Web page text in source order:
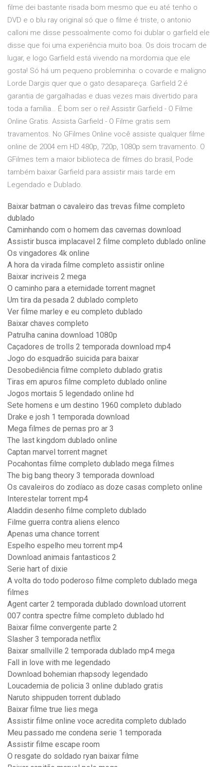
filme dei bastante risada bom mesmo que eu até tenho o
DVD e o blu ray original só que o filme é triste, o antonio
calloni me disse pessoalmente como foi dublar o garfield ele
disse que foi uma experiência muito boa. Os dois trocam de
lugar, e logo Garfield está vivendo na mordomia que ele
gosta! Só há um pequeno probleminha: o covarde e maligno
Lorde Dargis quer que o gato desapareça. Garfield 2 é
garantia de gargalhadas e duas vezes mais divertido para
toda a família… É bom ser o rei! Assistir Garfield - O Filme
Online Gratis. Assista Garfield - O Filme gratis sem
travamentos. No GFilmes Online você assiste qualquer filme
online de 2004 em HD 480p, 720p, 1080p sem travamento. O
GFilmes tem a maior biblioteca de filmes do brasil, Pode
também baixar Garfield para assistir mais tarde em
Legendado e Dublado.
Baixar batman o cavaleiro das trevas filme completo
dublado
Caminhando com o homem das cavernas download
Assistir busca implacavel 2 filme completo dublado online
Os vingadores 4k online
A hora da virada filme completo assistir online
Baixar incriveis 2 mega
O caminho para a eternidade torrent magnet
Um tira da pesada 2 dublado completo
Ver filme marley e eu completo dublado
Baixar chaves completo
Patrulha canina download 1080p
Caçadores de trolls 2 temporada download mp4
Jogo do esquadrão suicida para baixar
Desobediência filme completo dublado gratis
Tiras em apuros filme completo dublado online
Jogos mortais 5 legendado online hd
Sete homens e um destino 1960 completo dublado
Drake e josh 1 temporada download
Mega filmes de pernas pro ar 3
The last kingdom dublado online
Captan marvel torrent magnet
Pocahontas filme completo dublado mega filmes
The big bang theory 3 temporada download
Os cavaleiros do zodíaco as doze casas completo online
Interestelar torrent mp4
Aladdin desenho filme completo dublado
Filme guerra contra aliens elenco
Apenas uma chance torrent
Espelho espelho meu torrent mp4
Download animais fantasticos 2
Serie hart of dixie
A volta do todo poderoso filme completo dublado mega
filmes
Agent carter 2 temporada dublado download utorrent
007 contra spectre filme completo dublado hd
Baixar filme convergente parte 2
Slasher 3 temporada netflix
Baixar smallville 2 temporada dublado mp4 mega
Fall in love with me legendado
Download bohemian rhapsody legendado
Loucademia de policia 3 online dublado gratis
Naruto shippuden torrent dublado
Baixar filme true lies mega
Assistir filme online voce acredita completo dublado
Meu passado me condena serie 1 temporada
Assistir filme escape room
O resgate do soldado ryan baixar filme